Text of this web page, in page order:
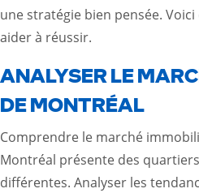
une stratégie bien pensée.
aider à réussir.
ANALYSER LE
DE MONTRÉAL
Comprendre le marché
Montréal présente des
différentes. Analyser les